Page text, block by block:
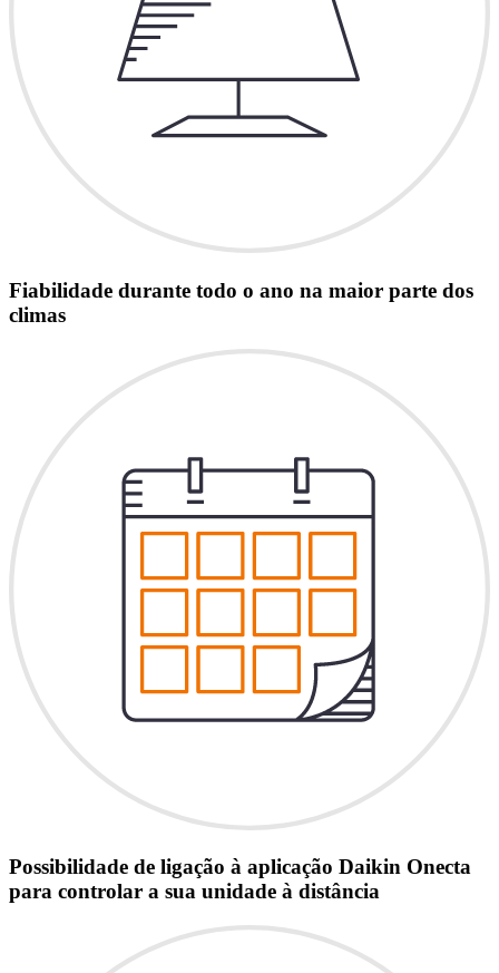
Fiabilidade durante todo o ano na maior parte dos
climas
Possibilidade de ligação à aplicação Daikin Onecta
para controlar a sua unidade à distância